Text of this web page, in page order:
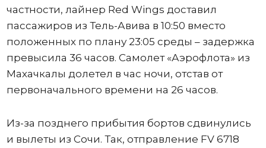
частности, лайнер Red Wings доставил
пассажиров из Тель-Авива в 10:50 вместо
положенных по плану 23:05 среды – задержка
превысила 36 часов. Самолет «Аэрофлота» из
Махачкалы долетел в час ночи, отстав от
первоначального времени на 26 часов.
Из-за позднего прибытия бортов сдвинулись
и вылеты из Сочи. Так, отправление FV 6718